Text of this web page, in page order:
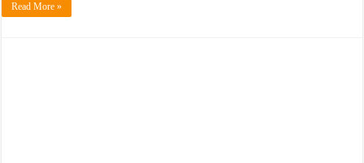
Read More »